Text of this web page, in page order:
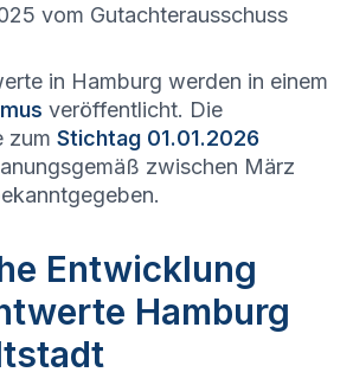
vom Gutachterausschuss
in Hamburg werden in einem
veröffentlicht. Die
zum Stichtag 01.01.2026
zwischen März
Entwicklung
Hamburg